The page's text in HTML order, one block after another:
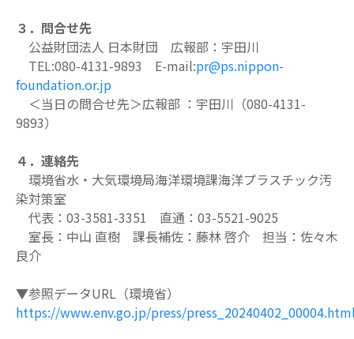
３．問合せ先
公益財団法人 日本財団 広報部：宇田川
TEL:080-4131-9893 E-mail:pr@ps.nippon-
foundation.or.jp
＜当日の問合せ先＞広報部 ：宇田川（080-4131-
9893）
４．連絡先
環境省水・大気環境局海洋環境課海洋プラスチック汚
染対策室
代表：03-3581-3351 直通：03-5521-9025
室長：中山 直樹 課長補佐：藤林 啓介 担当：佐々木
良介
▼参照データURL（環境省）
https://www.env.go.jp/press/